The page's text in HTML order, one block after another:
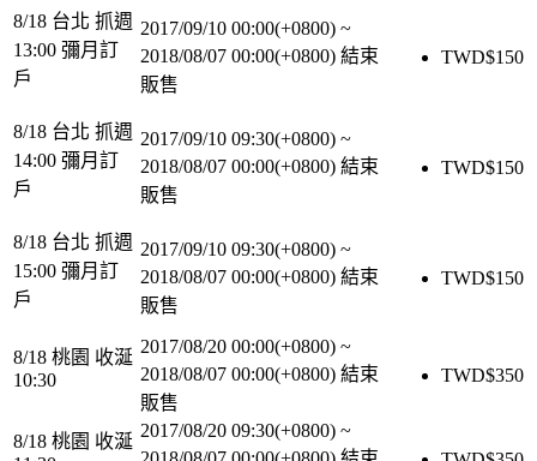
8/18 台北 抓週
13:00 彌月訂
戶
2017/09/10 00:00(+0800) ~
2018/08/07 00:00(+0800) 結束
販售
TWD$150
8/18 台北 抓週
14:00 彌月訂
戶
2017/09/10 09:30(+0800) ~
2018/08/07 00:00(+0800) 結束
販售
TWD$150
8/18 台北 抓週
15:00 彌月訂
戶
2017/09/10 09:30(+0800) ~
2018/08/07 00:00(+0800) 結束
販售
TWD$150
8/18 桃園 收涎
10:30
2017/08/20 00:00(+0800) ~
2018/08/07 00:00(+0800) 結束
販售
TWD$350
8/18 桃園 收涎
2017/08/20 09:30(+0800) ~